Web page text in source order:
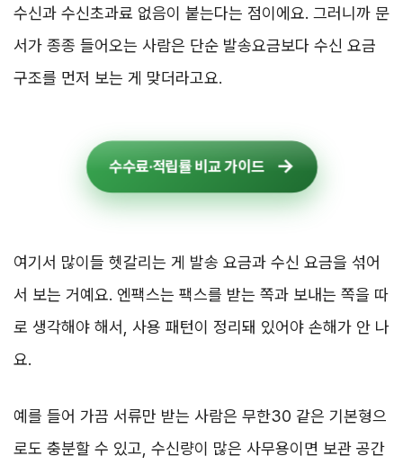
수신과 수신초과료 없음이 붙는다는 점이에요. 그러니까 문
서가 종종 들어오는 사람은 단순 발송요금보다 수신 요금
구조를 먼저 보는 게 맞더라고요.
수수료·적립률 비교 가이드
여기서 많이들 헷갈리는 게 발송 요금과 수신 요금을 섞어
서 보는 거예요. 엔팩스는 팩스를 받는 쪽과 보내는 쪽을 따
로 생각해야 해서, 사용 패턴이 정리돼 있어야 손해가 안 나
요.
예를 들어 가끔 서류만 받는 사람은 무한30 같은 기본형으
로도 충분할 수 있고, 수신량이 많은 사무용이면 보관 공간